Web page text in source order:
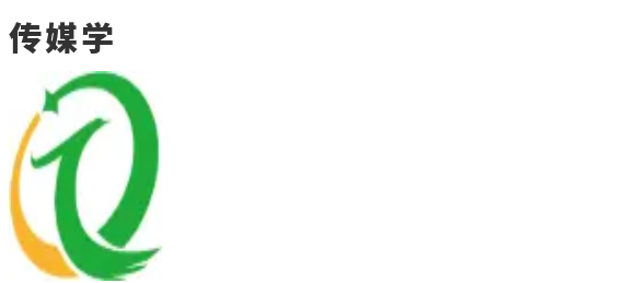
传媒学